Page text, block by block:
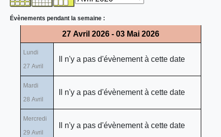
Évènements pendant la semaine :
27 Avril 2026 - 03 Mai 2026
Lundi
27 Avril
Il n'y a pas d'évènement à cette date
Mardi
28 Avril
Il n'y a pas d'évènement à cette date
Mercredi
29 Avril
Il n'y a pas d'évènement à cette date